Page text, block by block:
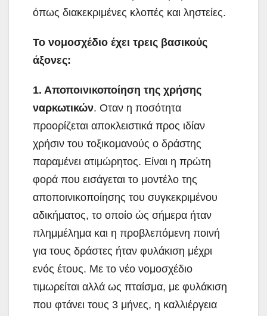
όπως διακεκριμένες κλοπές και ληστείες.
Το νομοσχέδιο έχει τρεις βασικούς
άξονες:
1. Αποποινικοποίηση της χρήσης
ναρκωτικών. Oταν η ποσότητα
προορίζεται αποκλειστικά προς ιδίαν
χρήσιν του τοξικομανούς ο δράστης
παραμένει ατιμώρητος. Είναι η πρώτη
φορά που εισάγεται το μοντέλο της
αποποινικοποίησης του συγκεκριμένου
αδικήματος, το οποίο ώς σήμερα ήταν
πλημμέλημα και η προβλεπόμενη ποινή
για τους δράστες ήταν φυλάκιση μέχρι
ενός έτους. Με το νέο νομοσχέδιο
τιμωρείται αλλά ως πταίσμα, με φυλάκιση
που φτάνει τους 3 μήνες, η καλλιέργεια